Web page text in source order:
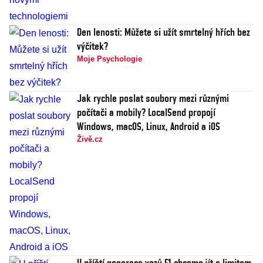
Den lenosti: Můžete si užít smrtelný hřích bez
výčitek?
Moje Psychologie
Jak rychle poslat soubory mezi různými
počítači a mobily? LocalSend propojí
Windows, macOS, Linux, Android a iOS
Živě.cz